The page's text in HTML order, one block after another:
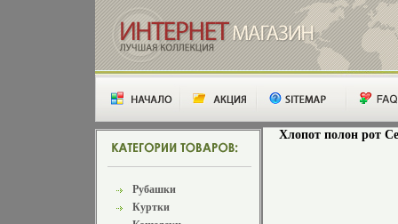
Рубашки
Куртки
Хлопот полон рот